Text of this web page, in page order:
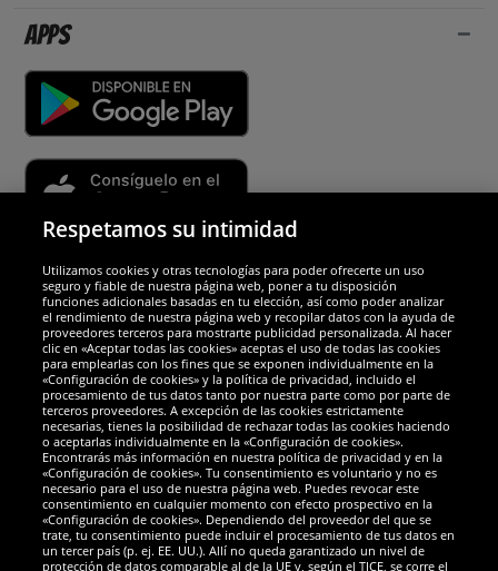
Apps
Socios y seguridad
Galardones
Respetamos su intimidad
Utilizamos cookies y otras tecnologías para poder ofrecerte un uso
seguro y fiable de nuestra página web, poner a tu disposición
funciones adicionales basadas en tu elección, así como poder analizar
el rendimiento de nuestra página web y recopilar datos con la ayuda de
proveedores terceros para mostrarte publicidad personalizada. Al hacer
clic en «Aceptar todas las cookies» aceptas el uso de todas las cookies
para emplearlas con los fines que se exponen individualmente en la
«Configuración de cookies» y la política de privacidad, incluido el
procesamiento de tus datos tanto por nuestra parte como por parte de
terceros proveedores. A excepción de las cookies estrictamente
necesarias, tienes la posibilidad de rechazar todas las cookies haciendo
o aceptarlas individualmente en la «Configuración de cookies».
Encontrarás más información en nuestra política de privacidad y en la
«Configuración de cookies». Tu consentimiento es voluntario y no es
necesario para el uso de nuestra página web. Puedes revocar este
consentimiento en cualquier momento con efecto prospectivo en la
«Configuración de cookies». Dependiendo del proveedor del que se
trate, tu consentimiento puede incluir el procesamiento de tus datos en
un tercer país (p. ej. EE. UU.). Allí no queda garantizado un nivel de
protección de datos comparable al de la UE y, según el TJCE, se corre el